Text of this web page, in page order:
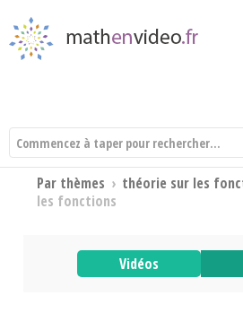
Par thèmes › théorie sur les
les fonctions
Vidéos